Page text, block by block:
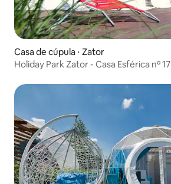
Casa de cúpula ⋅ Zator
Holiday Park Zator - Casa Esférica nº 17